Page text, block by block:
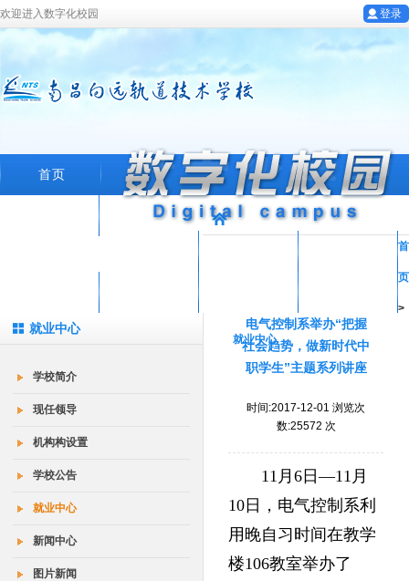
登录
欢迎进入数字化校园
首页
就业中心
学校简介
现任领导
机构构设置
学校公告
就业中心
新闻中心
图片新闻
首
页
>
就业中心
电气控制系举办“把握
社会趋势，做新时代中
职学生”主题系列讲座
时间:2017-12-01 浏览次
数:25572 次
11月6日—11月
10日，电气控制系利
用晚自习时间在教学
楼106教室举办了